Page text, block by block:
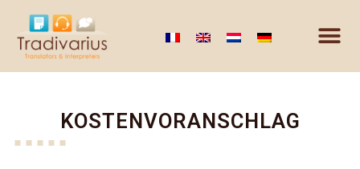
KOSTENVORANSCHLAG